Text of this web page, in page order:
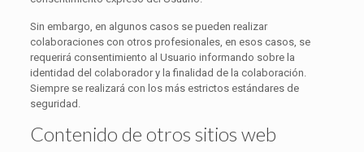
Sin embargo, en algunos casos se pueden realizar
colaboraciones con otros profesionales, en esos casos, se
requerirá consentimiento al Usuario informando sobre la
identidad del colaborador y la finalidad de la colaboración.
Siempre se realizará con los más estrictos estándares de
seguridad.
Contenido de otros sitios web